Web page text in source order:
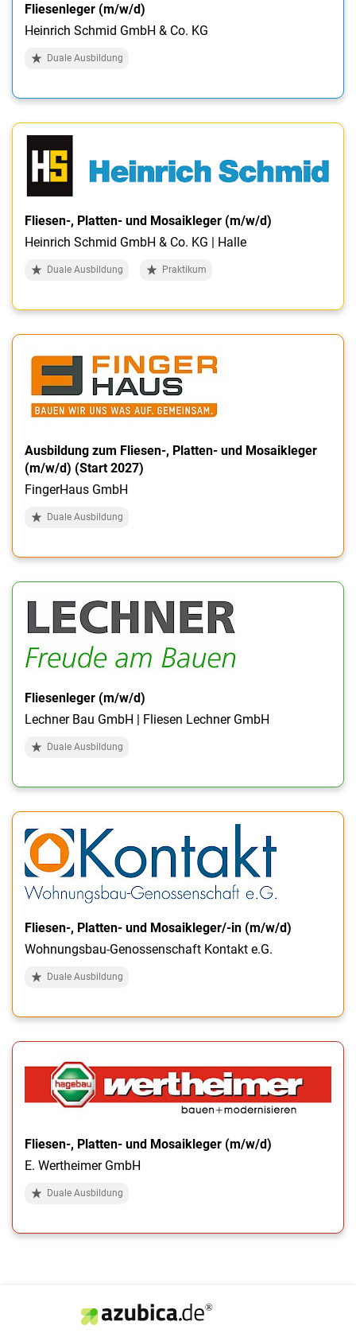
Fliesenleger (m/w/d)
Heinrich Schmid GmbH & Co. KG
Duale Ausbildung
Fliesen-, Platten- und Mosaikleger (m/w/d)
Heinrich Schmid GmbH & Co. KG | Halle
Duale Ausbildung Praktikum
Ausbildung zum Fliesen-, Platten- und Mosaikleger
(m/w/d) (Start 2027)
FingerHaus GmbH
Duale Ausbildung
Fliesenleger (m/w/d)
Lechner Bau GmbH | Fliesen Lechner GmbH
Duale Ausbildung
Fliesen-, Platten- und Mosaikleger/-in (m/w/d)
Wohnungsbau-Genossenschaft Kontakt e.G.
Duale Ausbildung
Fliesen-, Platten- und Mosaikleger (m/w/d)
E. Wertheimer GmbH
Duale Ausbildung